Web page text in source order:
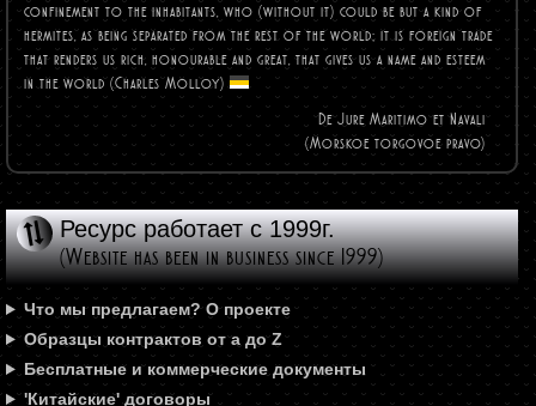
confinement to the inhabitants, who (without it) could be but a kind of
hermites, as being separated from the rest of the world; it is foreign trade
that renders us rich, honourable and great, that gives us a name and esteem
in the world (CharlesMolloy)
De Jure Maritimo et Navali
(Morskoe torgovoe pravo)
Ресурс работает с 1999г.
(Website has been in business since 1999)
Что мы предлагаем? О проекте
Образцы контрактов от а до Z
Бесплатные и коммерческие документы
'Китайские' договоры